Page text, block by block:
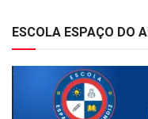
ESCOLA ESPAÇO DO